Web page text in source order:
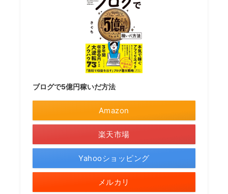
ブログで5億円稼いだ方法
Amazon
楽天市場
Yahooショッピング
メルカリ